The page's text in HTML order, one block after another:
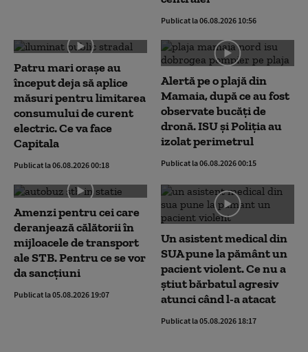
Publicat la 06.08.2026 10:56
Patru mari orașe au
început deja să aplice
măsuri pentru limitarea
consumului de curent
electric. Ce va face
Capitala
Publicat la 06.08.2026 00:18
Alertă pe o plajă din
Mamaia, după ce au fost
observate bucăți de
dronă. ISU și Poliția au
izolat perimetrul
Publicat la 06.08.2026 00:15
Amenzi pentru cei care
deranjează călătorii în
mijloacele de transport
ale STB. Pentru ce se vor
da sancțiuni
Publicat la 05.08.2026 19:07
Un asistent medical din
SUA pune la pământ un
pacient violent. Ce nu a
știut bărbatul agresiv
atunci când l-a atacat
Publicat la 05.08.2026 18:17